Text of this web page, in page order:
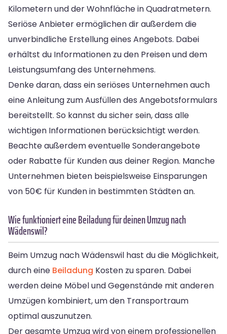
Kilometern und der Wohnfläche in Quadratmetern.
Seriöse Anbieter ermöglichen dir außerdem die
unverbindliche Erstellung eines Angebots. Dabei
erhältst du Informationen zu den Preisen und dem
Leistungsumfang des Unternehmens.
Denke daran, dass ein seriöses Unternehmen auch
eine Anleitung zum Ausfüllen des Angebotsformulars
bereitstellt. So kannst du sicher sein, dass alle
wichtigen Informationen berücksichtigt werden.
Beachte außerdem eventuelle Sonderangebote
oder Rabatte für Kunden aus deiner Region. Manche
Unternehmen bieten beispielsweise Einsparungen
von 50€ für Kunden in bestimmten Städten an.
Wie funktioniert eine Beiladung für deinen Umzug nach
Wädenswil?
Beim Umzug nach Wädenswil hast du die Möglichkeit,
durch eine Beiladung Kosten zu sparen. Dabei
werden deine Möbel und Gegenstände mit anderen
Umzügen kombiniert, um den Transportraum
optimal auszunutzen.
Der gesamte Umzug wird von einem professionellen